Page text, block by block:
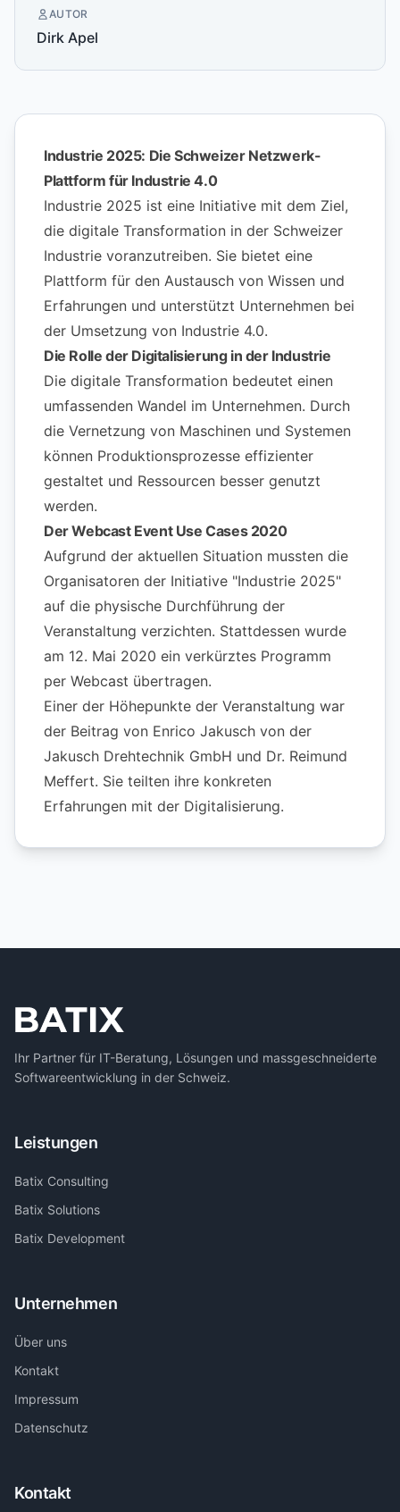
AUTOR
Dirk Apel
Industrie 2025: Die Schweizer Netzwerk-
Plattform für Industrie 4.0
Industrie 2025 ist eine Initiative mit dem Ziel,
die digitale Transformation in der Schweizer
Industrie voranzutreiben. Sie bietet eine
Plattform für den Austausch von Wissen und
Erfahrungen und unterstützt Unternehmen bei
der Umsetzung von Industrie 4.0.
Die Rolle der Digitalisierung in der Industrie
Die digitale Transformation bedeutet einen
umfassenden Wandel im Unternehmen. Durch
die Vernetzung von Maschinen und Systemen
können Produktionsprozesse effizienter
gestaltet und Ressourcen besser genutzt
werden.
Der Webcast Event Use Cases 2020
Aufgrund der aktuellen Situation mussten die
Organisatoren der Initiative "Industrie 2025"
auf die physische Durchführung der
Veranstaltung verzichten. Stattdessen wurde
am 12. Mai 2020 ein verkürztes Programm
per Webcast übertragen.
Einer der Höhepunkte der Veranstaltung war
der Beitrag von Enrico Jakusch von der
Jakusch Drehtechnik GmbH und Dr. Reimund
Meffert. Sie teilten ihre konkreten
Erfahrungen mit der Digitalisierung.
Ihr Partner für IT-Beratung, Lösungen und massgeschneiderte
Softwareentwicklung in der Schweiz.
Leistungen
Batix Consulting
Batix Solutions
Batix Development
Unternehmen
Über uns
Kontakt
Impressum
Datenschutz
Kontakt